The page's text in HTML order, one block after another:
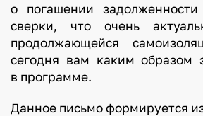
о погашении
сверки, что очень
продолжающейся
сегодня вам каким образом
в программе.
Данное письмо формируется